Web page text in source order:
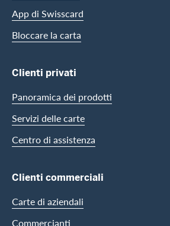
App di Swisscard
Bloccare la carta
Clienti privati
Panoramica dei prodotti
Servizi delle carte
Centro di assistenza
Clienti commerciali
Carte di aziendali
Commercianti